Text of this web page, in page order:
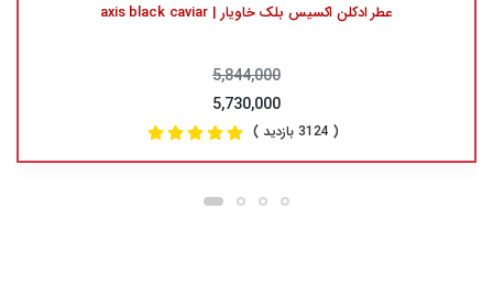
عطر ادکلن اکسیس بلک خاویار | axis black caviar
5,844,000
5,730,000
( 3124 بازدید )